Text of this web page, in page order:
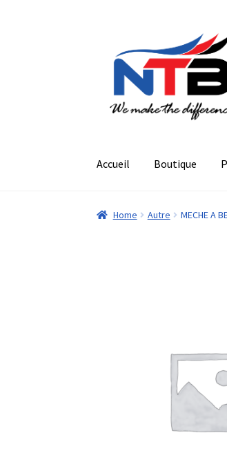
navigation
contenu
Accueil Boutique
Home Autre MECHE A